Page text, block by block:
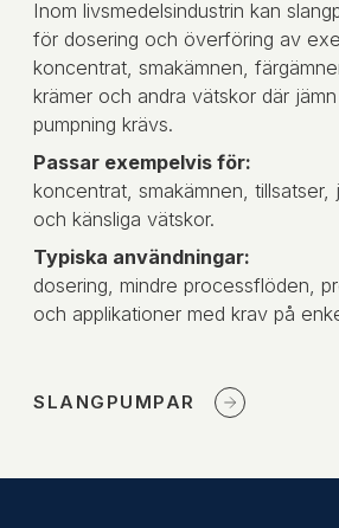
Inom livsmedelsindustrin kan
för dosering och överföring av
koncentrat, smakämnen,
krämer och andra vätskor där
pumpning krävs.
Passar exempelvis för:
koncentrat, smakämnen, tillsatser,
och känsliga vätskor.
Typiska användningar:
dosering, mindre processflöden,
och applikationer med krav på
SLANGPUMPAR